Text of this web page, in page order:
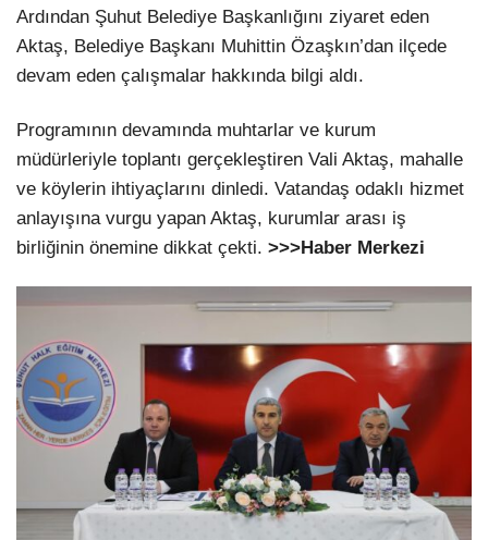
Ardından Şuhut Belediye Başkanlığını ziyaret eden
Aktaş, Belediye Başkanı Muhittin Özaşkın’dan ilçede
devam eden çalışmalar hakkında bilgi aldı.
Programının devamında muhtarlar ve kurum
müdürleriyle toplantı gerçekleştiren Vali Aktaş, mahalle
ve köylerin ihtiyaçlarını dinledi. Vatandaş odaklı hizmet
anlayışına vurgu yapan Aktaş, kurumlar arası iş
birliğinin önemine dikkat çekti. >>>Haber Merkezi